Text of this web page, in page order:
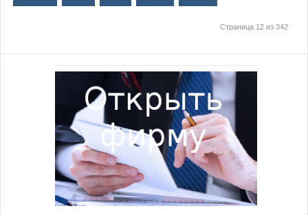
Страница 12 из 342